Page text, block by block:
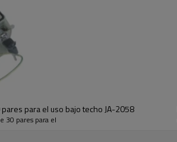
para el uso bajo techo JA-2058
30 pares para el